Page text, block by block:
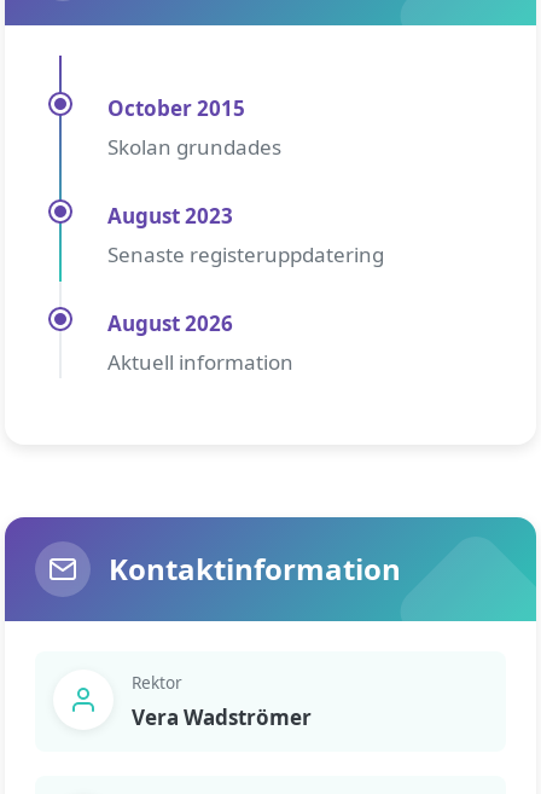
October 2015
Skolan grundades
August 2023
Senaste registeruppdatering
August 2026
Aktuell information
Kontaktinformation
Rektor
Vera Wadströmer